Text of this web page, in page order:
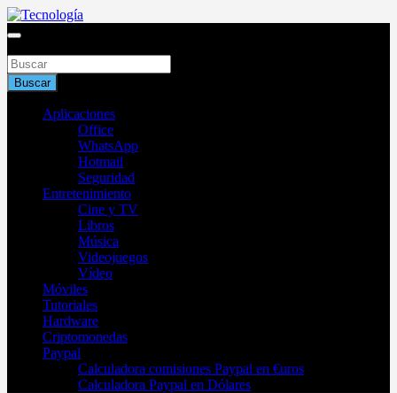
Saltar
al
Tecnología
Buscar
Aplicaciones
Office
WhatsApp
Hotmail
Seguridad
Entretenimiento
Cine y TV
Libros
Música
Videojuegos
Vídeo
Móviles
Tutoriales
Hardware
Criptomonedas
Paypal
Calculadora comisiones Paypal en €uros
Calculadora Paypal en Dólares